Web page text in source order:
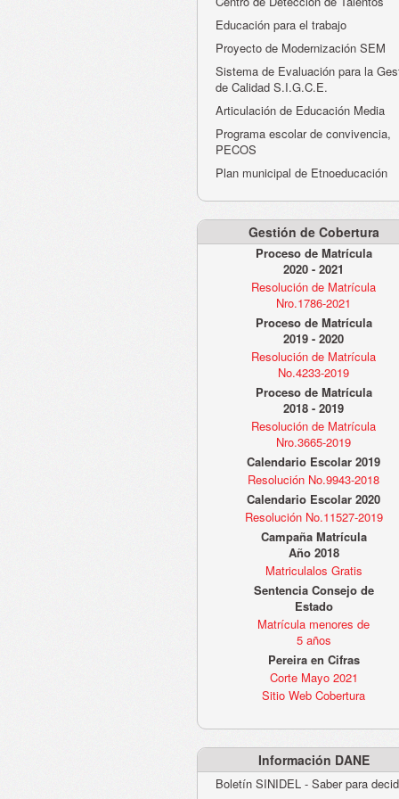
Educación para el trabajo
Proyecto de Modernización SEM
Sistema de Evaluación para la
de Calidad S.I.G.C.E.
Articulación de Educación Media
Programa escolar de convivencia,
PECOS
Plan municipal de Etnoeducación
Gestión de Cobertura
Proceso de Matrícula
2020 - 2021
Resolución de Matrícula
Nro.1786-2021
Proceso de Matrícula
2019 - 2020
Resolución de Matrícula
No.4233-2019
Proceso de Matrícula
2018 - 2019
Resolución de Matrícula
Nro.3665-2019
Calendario Escolar 2019
Resolución No.9943-2018
Calendario Escolar 2020
Resolución No.11527-2019
Campaña Matrícula
Año 2018
Matriculalos Gratis
Sentencia Consejo de
Estado
Matrícula menores de
5 años
Pereira en Cifras
Corte Mayo 2021
Sitio Web Cobertura
Información DANE
Boletín SINIDEL - Saber para